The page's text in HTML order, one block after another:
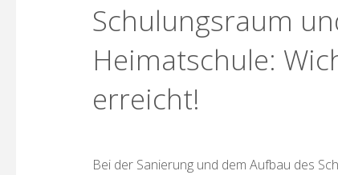
Schulungsraum
Heimatschule:
erreicht!
Bei der Sanierung und dem Aufbau des